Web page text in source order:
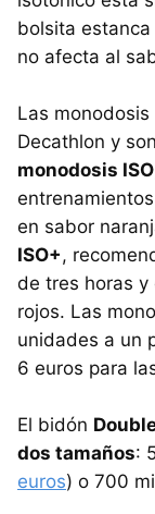
bolsita
no afecta al
Las
Decathlon y
monodosis ISO
en sabor
ISO+,
de tres horas y
rojos. Las
unidades a un
6 euros para
El bidón
dos tamaños:
euros) o 700